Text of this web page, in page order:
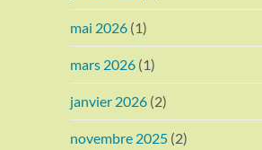
mai 2026 (1)
mars 2026 (1)
janvier 2026 (2)
novembre 2025 (2)